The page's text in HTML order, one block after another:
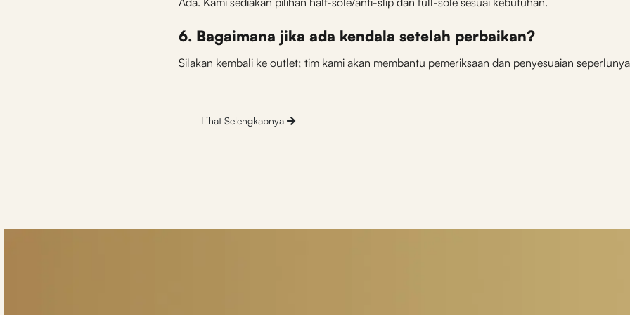
6. Bagaimana jika ada kendala setelah perbaikan?
Silakan kembali ke outlet; tim kami akan membantu pemeriksaan dan penyesuaian
Lihat Selengkapnya